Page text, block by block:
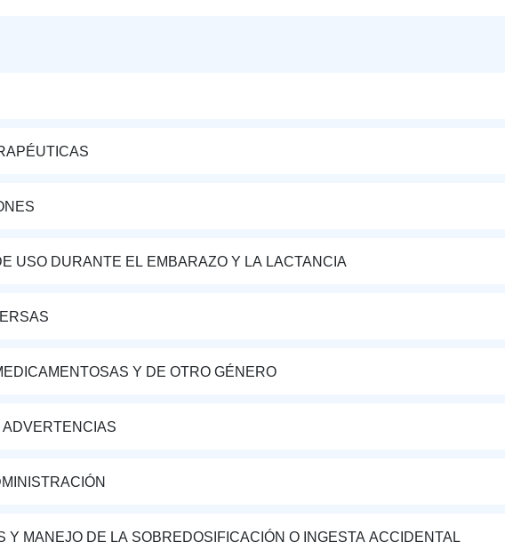
USO DURANTE EL EMBARAZO Y LA LACTANCIA
Y DE OTRO GÉNERO
Y MANEJO DE LA SOBREDOSIFICACIÓN O INGESTA ACCIDENTAL